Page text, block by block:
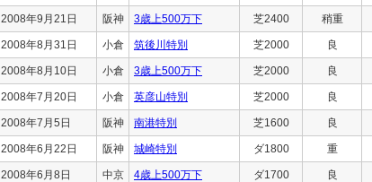
2008年9月21日 阪神 3歳上500万下 芝2400 稍重
2008年8月31日 小倉 筑後川特別 芝2000 良
2008年8月10日 小倉 3歳上500万下 芝2000 良
2008年7月20日 小倉 英彦山特別 芝2000 良
2008年7月5日 阪神 南港特別 芝1600 良
2008年6月22日 阪神 城崎特別 ダ1800 重
2008年6月8日 中京 4歳上500万下 ダ1700 良